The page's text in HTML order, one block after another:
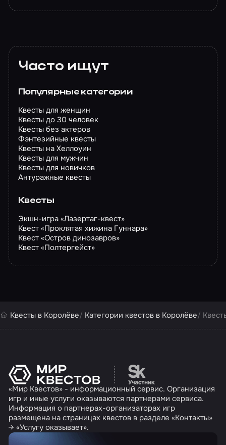
Часто ищут
Популярные категории
Квесты для женщин
Квесты до 30 человек
Квесты без актеров
Фэнтезийные квесты
Квесты на Хеллоуин
Квесты для мужчин
Квесты для новичков
Антуражные квесты
Квесты
Экшн-игра «Лазертаг-квест»
Квест «Проклятая хижина Гуннара»
Квест «Остров динозавров»
Квест «Полтергейст»
Квесты в Королёве Категории квестов в Королёве
Перейти на сайт
«Мир Квестов» - информационный сервис. Организация
игр и иные услуги оказываются партнерами сервиса.
Информация о партнерах-организаторах игр
размещена на страницах квестов в разделе «Контакты»
→ «Услугу оказывает».